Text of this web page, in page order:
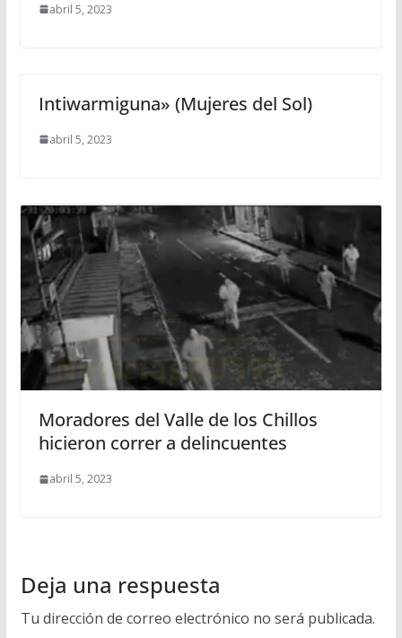
abril 5, 2023
Intiwarmiguna» (Mujeres del Sol)
abril 5, 2023
Moradores del Valle de los Chillos
hicieron correr a delincuentes
abril 5, 2023
Deja una respuesta
Tu dirección de correo electrónico no será publicada.